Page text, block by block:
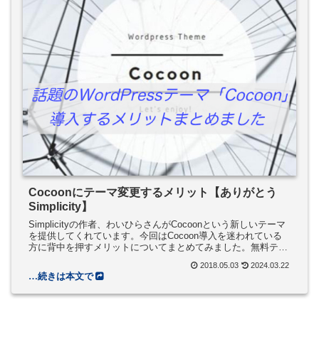
Cocoonにテーマ変更するメリット【ありがとう
Simplicity】
Simplicityの作者、わいひらさんがCocoonという新しいテーマ
を提供してくれています。今回はCocoon導入を迷われている
方に背中を押すメリットについてまとめてみました。無料テー
2018.05.03 2024.03.22